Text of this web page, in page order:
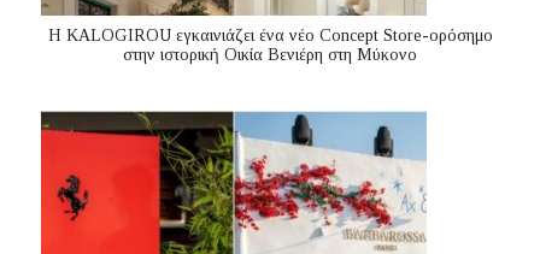
Η KALOGIROU εγκαινιάζει ένα νέο Concept Store-ορόσημο
στην ιστορική Οικία Βενιέρη στη Μύκονο